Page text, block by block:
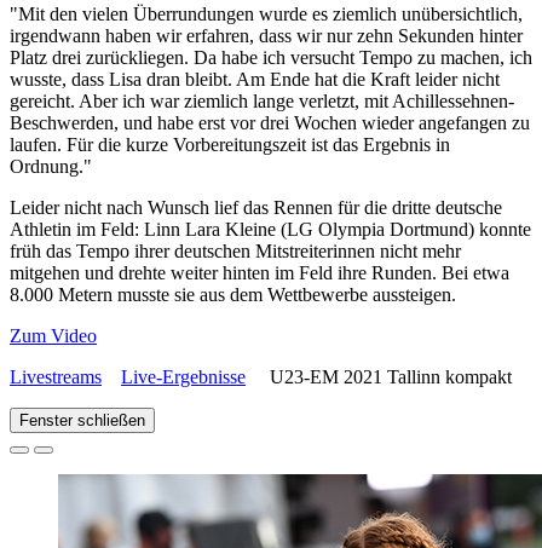
"Mit den vielen Überrundungen wurde es ziemlich unübersichtlich,
irgendwann haben wir erfahren, dass wir nur zehn Sekunden hinter
Platz drei zurückliegen. Da habe ich versucht Tempo zu machen, ich
wusste, dass Lisa dran bleibt. Am Ende hat die Kraft leider nicht
gereicht. Aber ich war ziemlich lange verletzt, mit Achillessehnen-
Beschwerden, und habe erst vor drei Wochen wieder angefangen zu
laufen. Für die kurze Vorbereitungszeit ist das Ergebnis in
Ordnung."
Leider nicht nach Wunsch lief das Rennen für die dritte deutsche
Athletin im Feld: Linn Lara Kleine (LG Olympia Dortmund) konnte
früh das Tempo ihrer deutschen Mitstreiterinnen nicht mehr
mitgehen und drehte weiter hinten im Feld ihre Runden. Bei etwa
8.000 Metern musste sie aus dem Wettbewerbe aussteigen.
Zum Video
Livestreams
Live-Ergebnisse U23-EM 2021 Tallinn kompakt
Fenster schließen